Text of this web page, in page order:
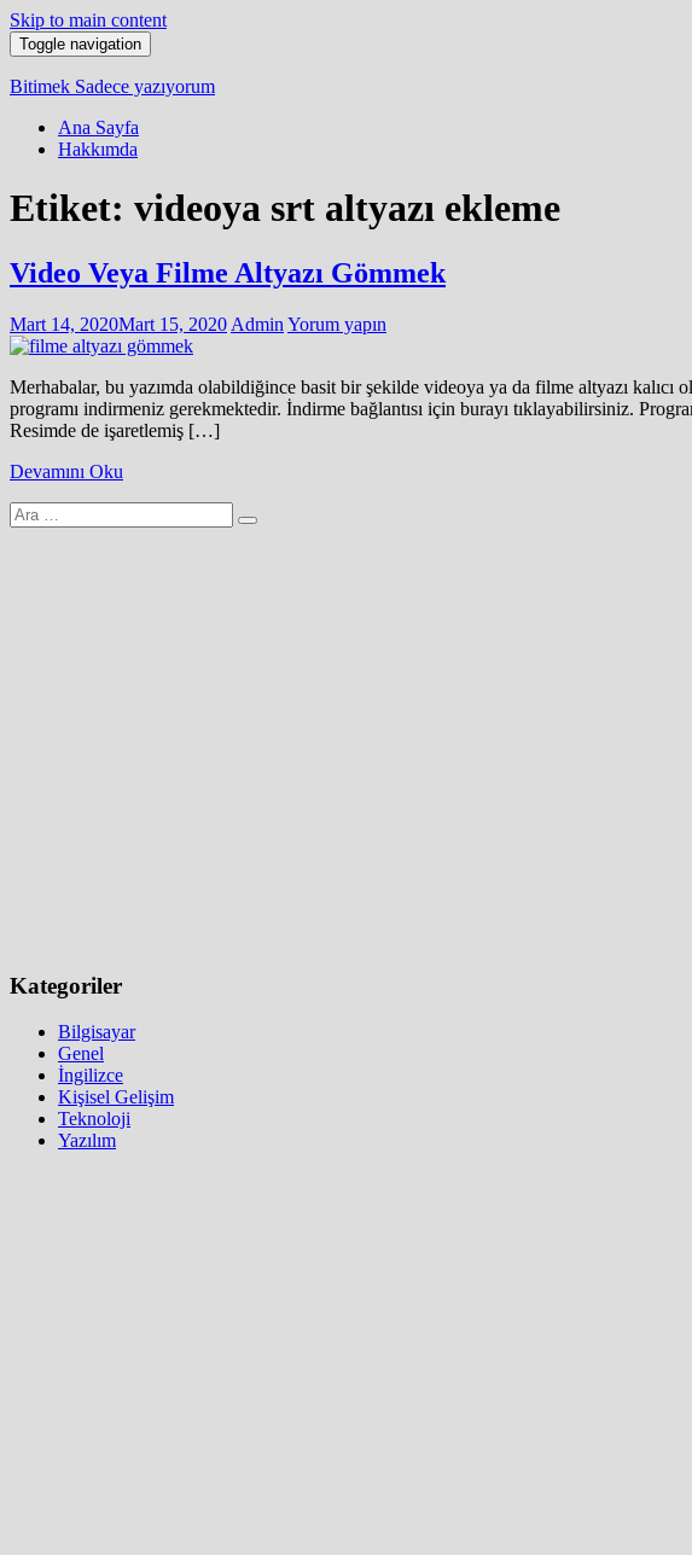
Skip to main content
Toggle navigation
Bitimek Sadece yazıyorum
Ana Sayfa
Hakkımda
Etiket: videoya srt altyazı ekleme
Video Veya Filme Altyazı Gömmek
Mart 14, 2020Mart 15, 2020 Admin Yorum yapın
Merhabalar, bu yazımda olabildiğince basit bir şekilde videoya ya da filme altyazı
programı indirmeniz gerekmektedir. İndirme bağlantısı için burayı tıklayabilirsiniz.
Resimde de işaretlemiş […]
Devamını Oku
Arama
yap:
Kategoriler
Bilgisayar
Genel
İngilizce
Kişisel Gelişim
Teknoloji
Yazılım